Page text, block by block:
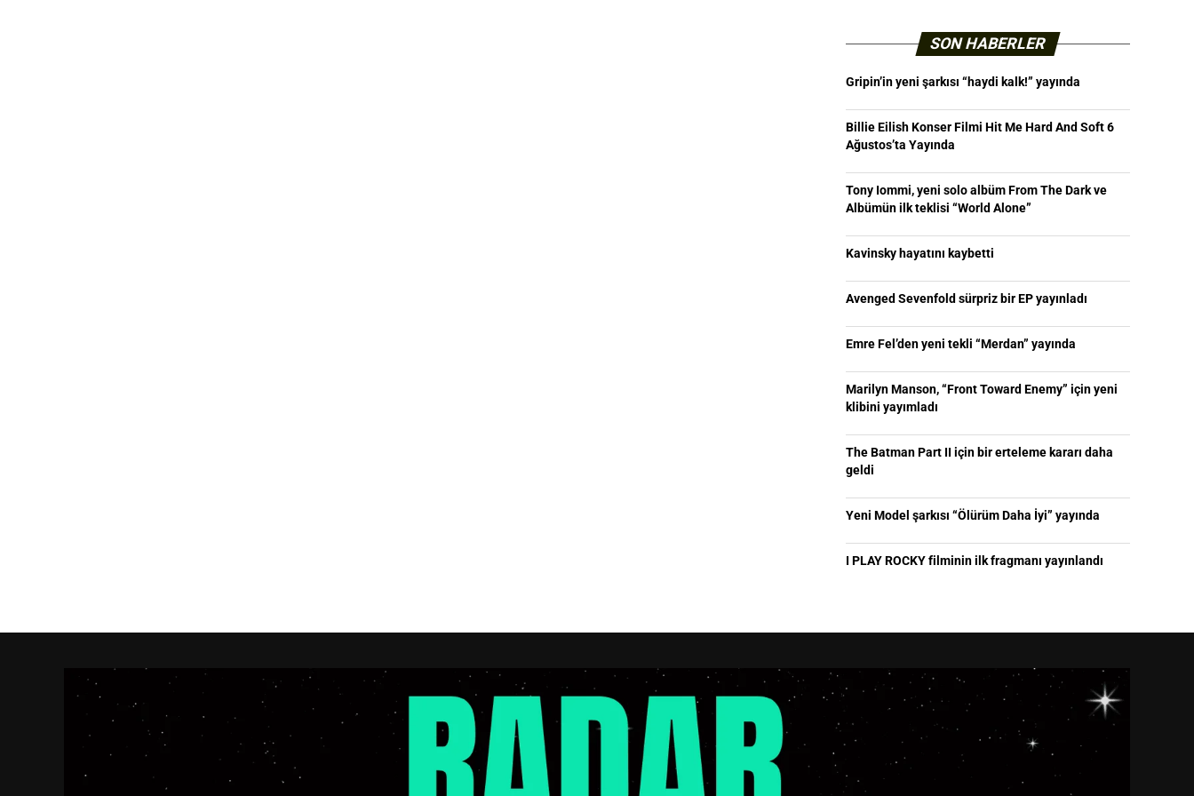
SON HABERLER
Gripin’in yeni şarkısı “haydi kalk!” yayında
Billie Eilish Konser Filmi Hit Me Hard And Soft 6
Ağustos’ta Yayında
Tony Iommi, yeni solo albüm From The Dark ve
Albümün ilk teklisi “World Alone”
Kavinsky hayatını kaybetti
Avenged Sevenfold sürpriz bir EP yayınladı
Emre Fel’den yeni tekli “Merdan” yayında
Marilyn Manson, “Front Toward Enemy” için yeni
klibini yayımladı
The Batman Part II için bir erteleme kararı daha
geldi
Yeni Model şarkısı “Ölürüm Daha İyi” yayında
I PLAY ROCKY filminin ilk fragmanı yayınlandı